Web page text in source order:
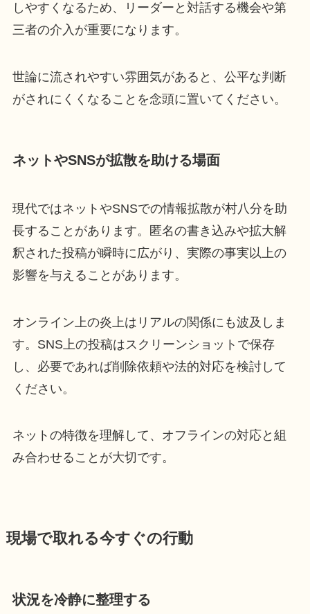
しやすくなるため、リーダーと対話する機会や第
三者の介入が重要になります。
世論に流されやすい雰囲気があると、公平な判断
がされにくくなることを念頭に置いてください。
ネットやSNSが拡散を助ける場面
現代ではネットやSNSでの情報拡散が村八分を助
長することがあります。匿名の書き込みや拡大解
釈された投稿が瞬時に広がり、実際の事実以上の
影響を与えることがあります。
オンライン上の炎上はリアルの関係にも波及しま
す。SNS上の投稿はスクリーンショットで保存
し、必要であれば削除依頼や法的対応を検討して
ください。
ネットの特徴を理解して、オフラインの対応と組
み合わせることが大切です。
現場で取れる今すぐの行動
状況を冷静に整理する